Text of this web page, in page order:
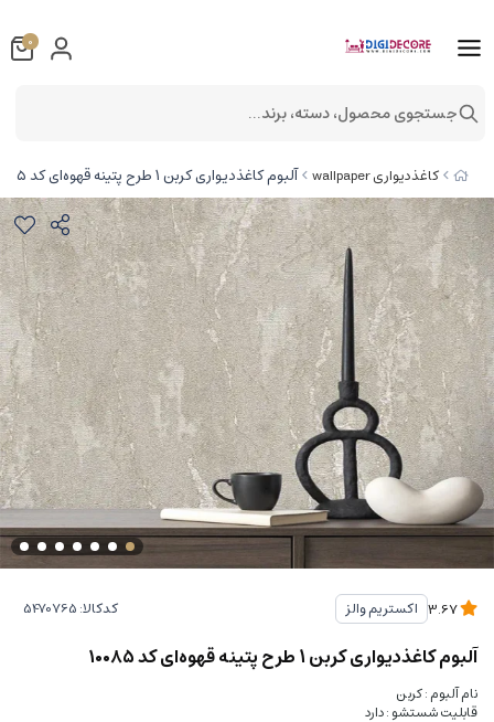
کاغذدیواری wallpaper آلبوم کاغذدیواری کربن 1 طرح پتینه قهوه‌ای کد ۱۰۰۸۵
اکستریم والز کدکالا:
آلبوم کاغذدیواری کربن 1 طرح پتینه قهوه‌ای کد ۱۰۰۸۵
نام آلبوم : کربن
قابلیت شستشو : دارد
0
جستجوی محصول، دسته، برند...